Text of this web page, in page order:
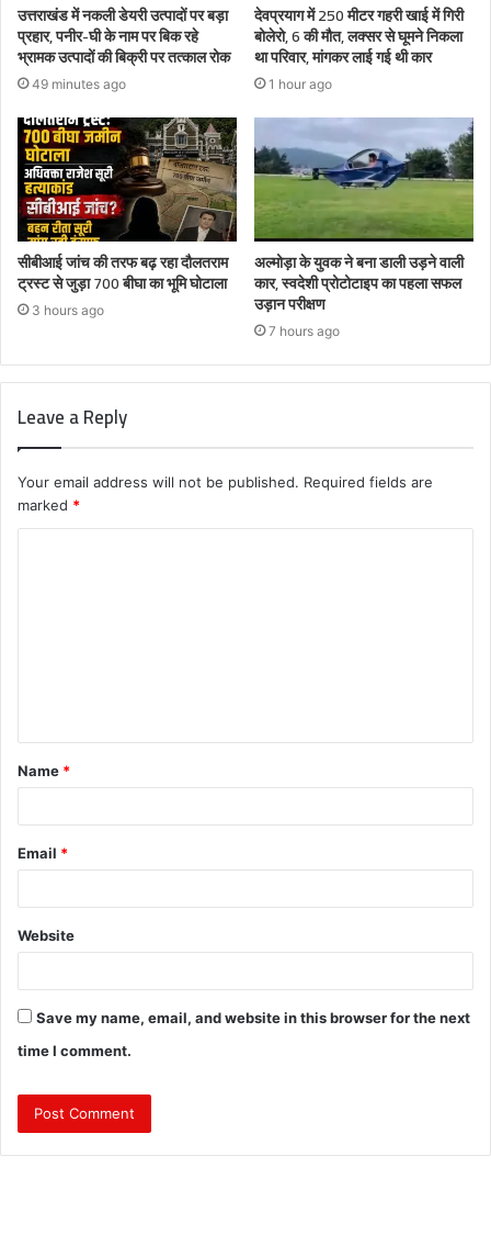
उत्तराखंड में नकली डेयरी उत्पादों पर बड़ा
प्रहार, पनीर-घी के नाम पर बिक रहे
भ्रामक उत्पादों की बिक्री पर तत्काल रोक
49 minutes ago
देवप्रयाग में 250 मीटर गहरी खाई में गिरी
बोलेरो, 6 की मौत, लक्सर से घूमने निकला
था परिवार, मांगकर लाई गई थी कार
1 hour ago
सीबीआई जांच की तरफ बढ़ रहा दौलतराम
ट्रस्ट से जुड़ा 700 बीघा का भूमि घोटाला
3 hours ago
अल्मोड़ा के युवक ने बना डाली उड़ने वाली
कार, स्वदेशी प्रोटोटाइप का पहला सफल
उड़ान परीक्षण
7 hours ago
Leave a Reply
Your email address will not be published. Required fields are
marked *
t
*
Name *
Email *
Website
Save my name, email, and website in this browser for the next
time I comment.